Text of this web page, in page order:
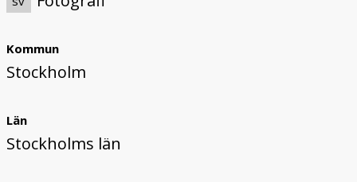
Kommun
Stockholm
Län
Stockholms län